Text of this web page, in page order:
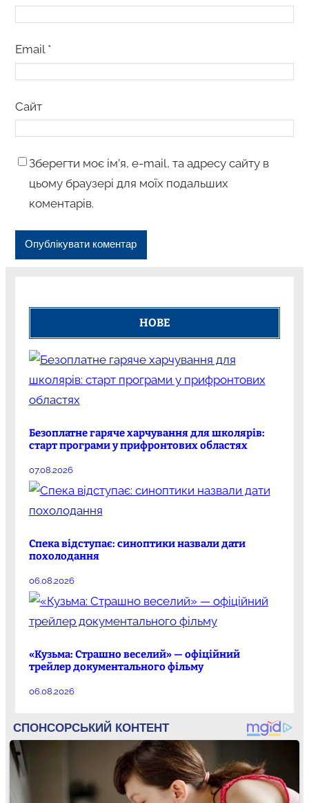
Email *
Сайт
Зберегти моє ім’я, e-mail, та адресу сайту в
цьому браузері для моїх подальших
коментарів.
НОВЕ
Безоплатне гаряче харчування для школярів:
старт програми у прифронтових областях
07.08.2026
Спека відступає: синоптики назвали дати
похолодання
06.08.2026
«Кузьма: Страшно веселий» — офіційний
трейлер документального фільму
06.08.2026